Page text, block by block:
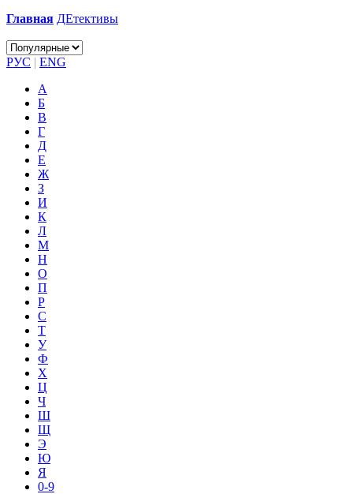
Главная ДЕтективы
РУС | ENG
А
Б
В
Г
Д
Е
Ж
З
И
К
Л
М
Н
О
П
Р
С
Т
У
Ф
Х
Ц
Ч
Ш
Щ
Э
Ю
Я
0-9